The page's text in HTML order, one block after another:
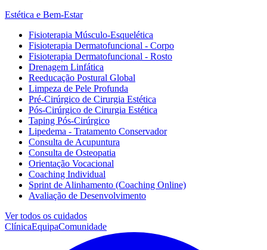
Estética e Bem-Estar
Fisioterapia Músculo-Esquelética
Fisioterapia Dermatofuncional - Corpo
Fisioterapia Dermatofuncional - Rosto
Drenagem Linfática
Reeducação Postural Global
Limpeza de Pele Profunda
Pré-Cirúrgico de Cirurgia Estética
Pós-Cirúrgico de Cirurgia Estética
Taping Pós-Cirúrgico
Lipedema - Tratamento Conservador
Consulta de Acupuntura
Consulta de Osteopatia
Orientação Vocacional
Coaching Individual
Sprint de Alinhamento (Coaching Online)
Avaliação de Desenvolvimento
Ver todos os cuidados
ClínicaEquipaComunidade